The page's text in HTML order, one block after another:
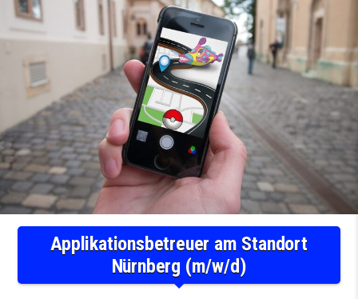
Applikationsbetreuer am Standort
Nürnberg (m/w/d)